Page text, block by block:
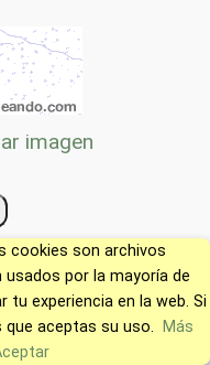
imagen
cookies son archivos
por la mayoría de
tu experiencia en la web. Si
aceptas su uso.
Más